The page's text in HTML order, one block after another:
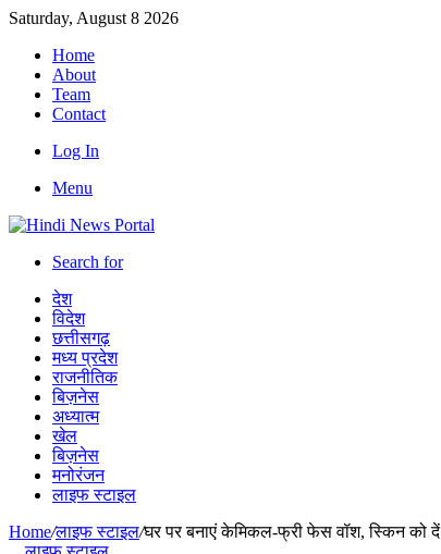
Saturday, August 8 2026
Home
About
Team
Contact
Log In
Menu
Search for
देश
विदेश
छत्तीसगढ़
मध्य प्रदेश
राजनीतिक
बिज़नेस
अध्यात्म
खेल
बिज़नेस
मनोरंजन
लाइफ स्टाइल
Home/लाइफ स्टाइल/घर पर बनाएं केमिकल-फ्री फेस वॉश, स्किन को